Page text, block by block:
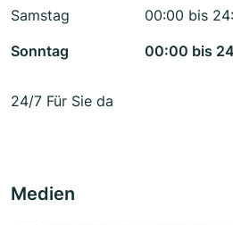
Samstag
00:00 bis
Sonntag
00:00 bis
24/7 Für Sie da
Medien